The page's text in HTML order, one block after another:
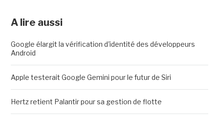
A lire aussi
Google élargit la vérification d'identité des développeurs
Android
Apple testerait Google Gemini pour le futur de Siri
Hertz retient Palantir pour sa gestion de flotte